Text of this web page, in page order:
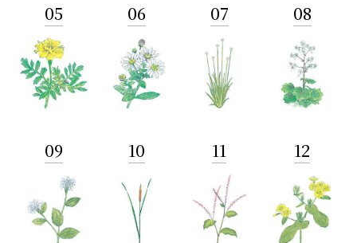
05 06 07 08
09 10 11 12